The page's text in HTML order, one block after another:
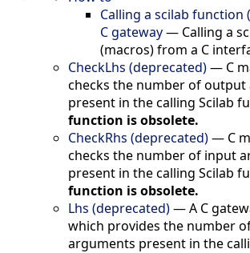
Calling a scilab function
C gateway— Calling a
(macros) from a C
CheckLhs (deprecated)— C
checks the number of output
present in the calling Scilab
function is obsolete.
CheckRhs (deprecated)— C
checks the number of input
present in the calling Scilab
function is obsolete.
Lhs (deprecated)—A C
which provides the number
arguments present in the